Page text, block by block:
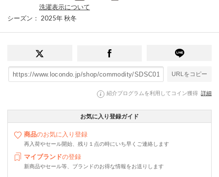
洗濯表示について
シーズン ： 2025年 秋冬
URLをコピー
紹介プログラムを利用してコイン獲得 詳細
お気に入り登録ガイド
商品のお気に入り登録
再入荷やセール開始、残り１点の時にいち早くご連絡します
マイブランドの登録
新商品やセール等、ブランドのお得な情報をお送りします